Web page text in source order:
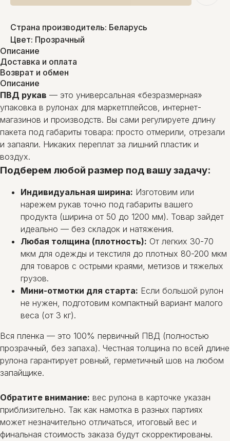
Страна производитель: Беларусь
Цвет: Прозрачный
Описание
Доставка и оплата
Возврат и обмен
Описание
ПВД рукав — это универсальная «безразмерная»
упаковка в рулонах для маркетплейсов, интернет-
магазинов и производств. Вы сами регулируете длину
пакета под габариты товара: просто отмерили, отрезали
и запаяли. Никаких переплат за лишний пластик и
воздух.
Подберем любой размер под вашу задачу:
Индивидуальная ширина: Изготовим или
нарежем рукав точно под габариты вашего
продукта (ширина от 50 до 1200 мм). Товар зайдет
идеально — без складок и натяжения.
Любая толщина (плотность): От легких 30-70
мкм для одежды и текстиля до плотных 80-200 мкм
для товаров с острыми краями, метизов и тяжелых
грузов.
Мини-отмотки для старта: Если большой рулон
не нужен, подготовим компактный вариант малого
веса (от 3 кг).
Вся пленка — это 100% первичный ПВД (полностью
прозрачный, без запаха). Честная толщина по всей длине
рулона гарантирует ровный, герметичный шов на любом
запайщике.
Обратите внимание: вес рулона в карточке указан
приблизительно. Так как намотка в разных партиях
может незначительно отличаться, итоговый вес и
финальная стоимость заказа будут скорректированы.